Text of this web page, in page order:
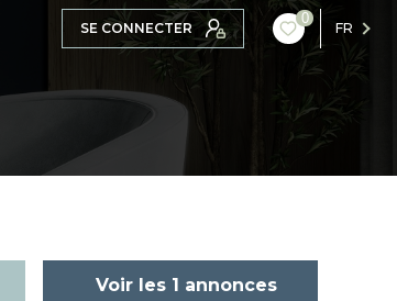
SE CONNECTER
0
FR
Voir les 1 annonces